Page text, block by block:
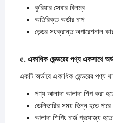
কুরিয়ার সেবার বিলম্ব
অতিরিক্ত অর্ডার চাপ
ভেন্ডর সংক্রান্ত অপারেশনাল
৫. একাধিকভেন্ডরেরপণ্যএকসাথে
একটি অর্ডারে একাধিক ভেন্ডরের পণ্য
পণ্য আলাদা আলাদা শিপ করা
ডেলিভারির সময় ভিন্ন হতে পারে
আলাদা শিপিং চার্জ প্রযোজ্য হতে